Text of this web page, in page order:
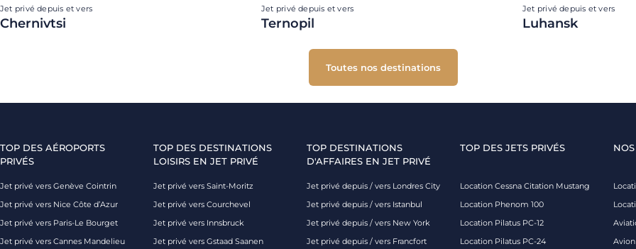
Jet privé depuis et vers
Chernivtsi
Jet privé depuis et vers
Ternopil
Jet privé depuis et vers
Luhansk
Toutes nos destinations
TOP DES AÉROPORTS
PRIVÉS
Jet privé vers Genève Cointrin
Jet privé vers Nice Côte d’Azur
Jet privé vers Paris-Le Bourget
Jet privé vers Cannes Mandelieu
TOP DES DESTINATIONS
LOISIRS EN JET PRIVÉ
Jet privé vers Saint-Moritz
Jet privé vers Courchevel
Jet privé vers Innsbruck
Jet privé vers Gstaad Saanen
TOP DESTINATIONS
D'AFFAIRES EN JET PRIVÉ
Jet privé depuis / vers Londres City
Jet privé depuis / vers Istanbul
Jet privé depuis / vers New York
Jet privé depuis / vers Francfort
TOP DES JETS PRIVÉS
Location Cessna Citation Mustang
Location Phenom 100
Location Pilatus PC-12
Location Pilatus PC-24